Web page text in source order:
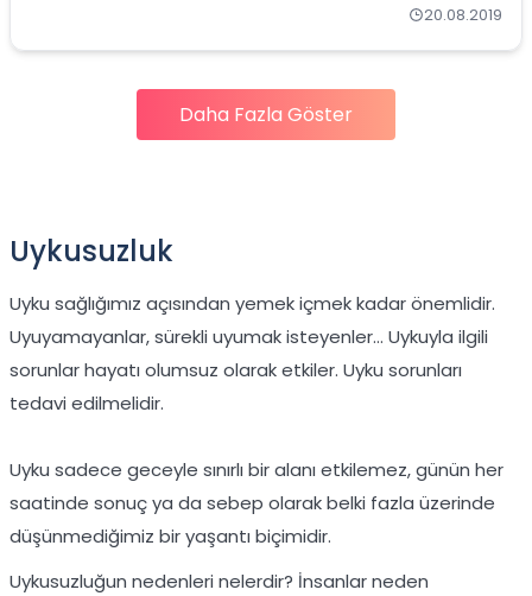
20.08.2019
Daha Fazla Göster
Uykusuzluk
Uyku sağlığımız açısından yemek içmek kadar önemlidir.
Uyuyamayanlar, sürekli uyumak isteyenler… Uykuyla ilgili
sorunlar hayatı olumsuz olarak etkiler. Uyku sorunları
tedavi edilmelidir.
Uyku sadece geceyle sınırlı bir alanı etkilemez, günün her
saatinde sonuç ya da sebep olarak belki fazla üzerinde
düşünmediğimiz bir yaşantı biçimidir.
Uykusuzluğun nedenleri nelerdir? İnsanlar neden